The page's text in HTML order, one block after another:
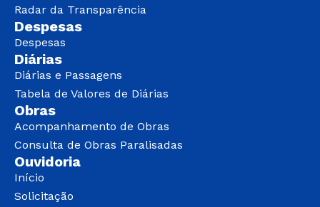
Radar da Transparência
Despesas
Despesas
Diárias
Diárias e Passagens
Tabela de Valores de Diárias
Obras
Acompanhamento de Obras
Consulta de Obras Paralisadas
Ouvidoria
Início
Solicitação